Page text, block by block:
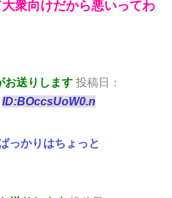
衆向けだから悪いってわ
お送りします 投稿日：
ID:BOccsUoW0.n
っかりはちょっと